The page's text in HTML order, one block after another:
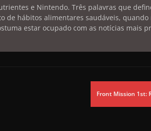
e Nintendo. Três palavras que
de hábitos alimentares saudáveis,
estar ocupado com as notícias mais
Front Mission 1st: